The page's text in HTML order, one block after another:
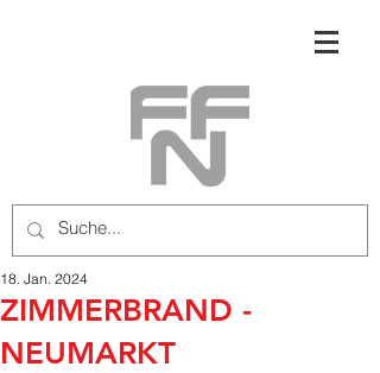
ZIMMERBRAND -
NEUMARKT
18. Jan. 2024